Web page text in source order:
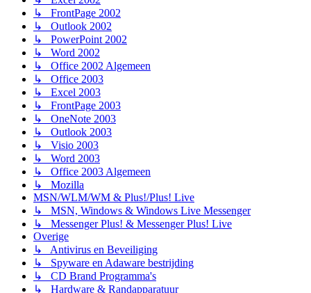
↳ FrontPage 2002
↳ Outlook 2002
↳ PowerPoint 2002
↳ Word 2002
↳ Office 2002 Algemeen
↳ Office 2003
↳ Excel 2003
↳ FrontPage 2003
↳ OneNote 2003
↳ Outlook 2003
↳ Visio 2003
↳ Word 2003
↳ Office 2003 Algemeen
↳ Mozilla
MSN/WLM/WM & Plus!/Plus! Live
↳ MSN, Windows & Windows Live Messenger
↳ Messenger Plus! & Messenger Plus! Live
Overige
↳ Antivirus en Beveiliging
↳ Spyware en Adaware bestrijding
↳ CD Brand Programma's
↳ Hardware & Randapparatuur